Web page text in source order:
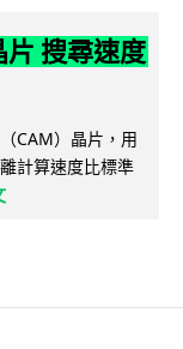
搜尋速度
CAM）晶片，用
計算速度比標準